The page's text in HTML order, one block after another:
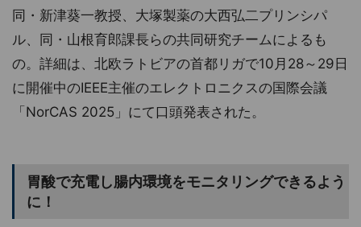
同・新津葵一教授、大塚製薬の大西弘二プリンシパ
ル、同・山根育郎課長らの共同研究チームによるも
の。詳細は、北欧ラトビアの首都リガで10月28～29日
に開催中のIEEE主催のエレクトロニクスの国際会議
「NorCAS 2025」にて口頭発表された。
胃酸で充電し腸内環境をモニタリングできるよう
に！